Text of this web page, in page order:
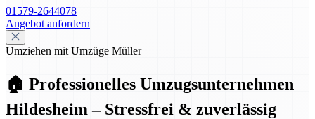
01579-2644078
Angebot anfordern
Umziehen mit Umzüge Müller
🏠 Professionelles Umzugsunternehmen
Hildesheim – Stressfrei & zuverlässig